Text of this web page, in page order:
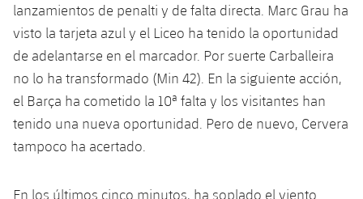
Fotos
VALORANT Game Changers
eFootball
lanzamientos de penalti y de falta directa. Marc Grau ha
visto la tarjeta azul y el Liceo ha tenido la oportunidad
de adelantarse en el marcador. Por suerte Carballeira
no lo ha transformado (Min 42). En la siguiente acción,
el Barça ha cometido la 10ª falta y los visitantes han
tenido una nueva oportunidad. Pero de nuevo, Cervera
tampoco ha acertado.
En los últimos cinco minutos, ha soplado el viento